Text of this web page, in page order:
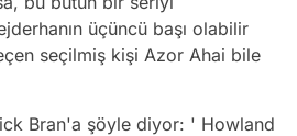
üçüncü başı olabilir
seçilmiş kişi Azor Ahai bile
Bran'a şöyle diyor: ' Howland